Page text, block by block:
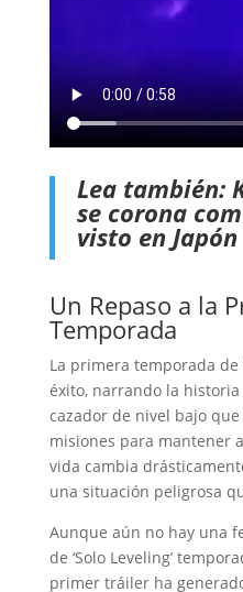
Lea también:
se corona
visto en Japón
Un Repaso a la
Temporada
La primera temporada de
éxito, narrando la historia
cazador de nivel bajo
misiones para mantener
vida cambia
una situación peligrosa
Aunque aún no hay una
de ‘Solo Leveling’
primer tráiler ha